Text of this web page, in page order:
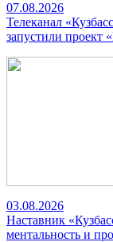
07.08.2026
Телеканал
запустили проект
03.08.2026
Наставник
ментальность и